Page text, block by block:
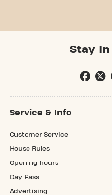
Stay In
Service & Info
Customer Service
House Rules
Opening hours
Day Pass
Advertising